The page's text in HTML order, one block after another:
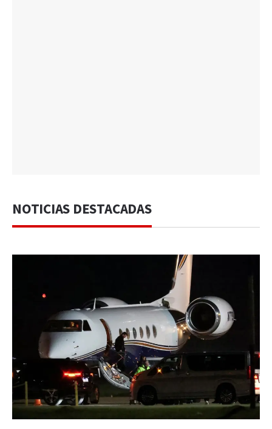
NOTICIAS DESTACADAS